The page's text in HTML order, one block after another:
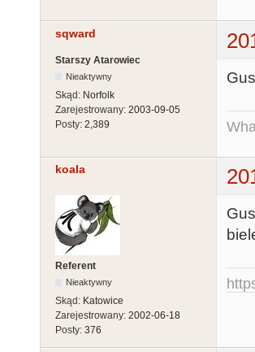
sqward
Starszy Atarowiec
Nieaktywny
Skąd: Norfolk
Zarejestrowany: 2003-09-05
Posty: 2,389
koala
Referent
Nieaktywny
Skąd: Katowice
Zarejestrowany: 2002-06-18
Posty: 376